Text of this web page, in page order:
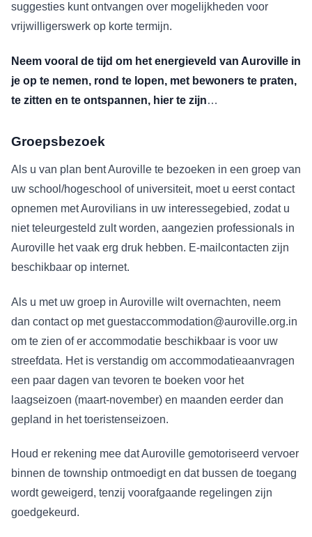
suggesties kunt ontvangen over mogelijkheden voor
vrijwilligerswerk op korte termijn.
Neem vooral de tijd om het energieveld van Auroville in
je op te nemen, rond te lopen, met bewoners te praten,
te zitten en te ontspannen, hier te zijn…
Groepsbezoek
Als u van plan bent Auroville te bezoeken in een groep van
uw school/hogeschool of universiteit, moet u eerst contact
opnemen met Aurovilians in uw interessegebied, zodat u
niet teleurgesteld zult worden, aangezien professionals in
Auroville het vaak erg druk hebben. E-mailcontacten zijn
beschikbaar op internet.
Als u met uw groep in Auroville wilt overnachten, neem
dan contact op met guestaccommodation@auroville.org.in
om te zien of er accommodatie beschikbaar is voor uw
streefdata. Het is verstandig om accommodatieaanvragen
een paar dagen van tevoren te boeken voor het
laagseizoen (maart-november) en maanden eerder dan
gepland in het toeristenseizoen.
Houd er rekening mee dat Auroville gemotoriseerd vervoer
binnen de township ontmoedigt en dat bussen de toegang
wordt geweigerd, tenzij voorafgaande regelingen zijn
goedgekeurd.